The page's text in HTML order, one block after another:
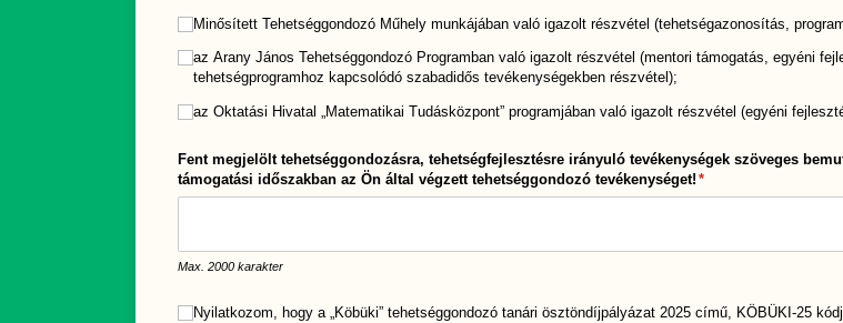
Minősített Tehetséggondozó Műhely munkájában való igazolt részvétel (tehetségazonosítás,
az Arany János Tehetséggondozó Programban való igazolt részvétel (mentori támogatás, egyéni
tehetségprogramhoz kapcsolódó szabadidős tevékenységekben részvétel);
az Oktatási Hivatal „Matematikai Tudásközpont” programjában való igazolt részvétel (egyéni
Fent megjelölt tehetséggondozásra, tehetségfejlesztésre irányuló tevékenységek szöveges
támogatási időszakban az Ön által végzett tehetséggondozó tevékenységet! *
(megadása kötelező)
Max. 2000 karakter
Nyilatkozat *
(megadása kötelező)
Nyilatkozom, hogy a „Köbüki” tehetséggondozó tanári ösztöndíjpályázat 2025 című, KÖBÜKI-25